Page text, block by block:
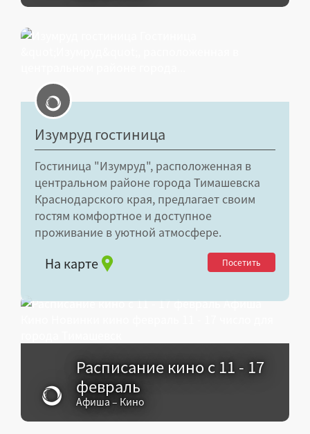
Изумруд гостиница
Гостиница "Изумруд", расположенная в
центральном районе города Тимашевска
Краснодарского края, предлагает своим
гостям комфортное и доступное
проживание в уютной атмосфере.
На карте Посетить
Расписание кино с 11 - 17
февраль
Афиша – Кино